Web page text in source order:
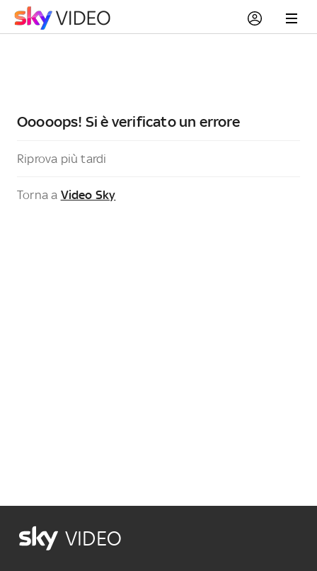
Ooooops! Si è verificato un errore
Riprova più tardi
Torna a Video Sky
VIDEO